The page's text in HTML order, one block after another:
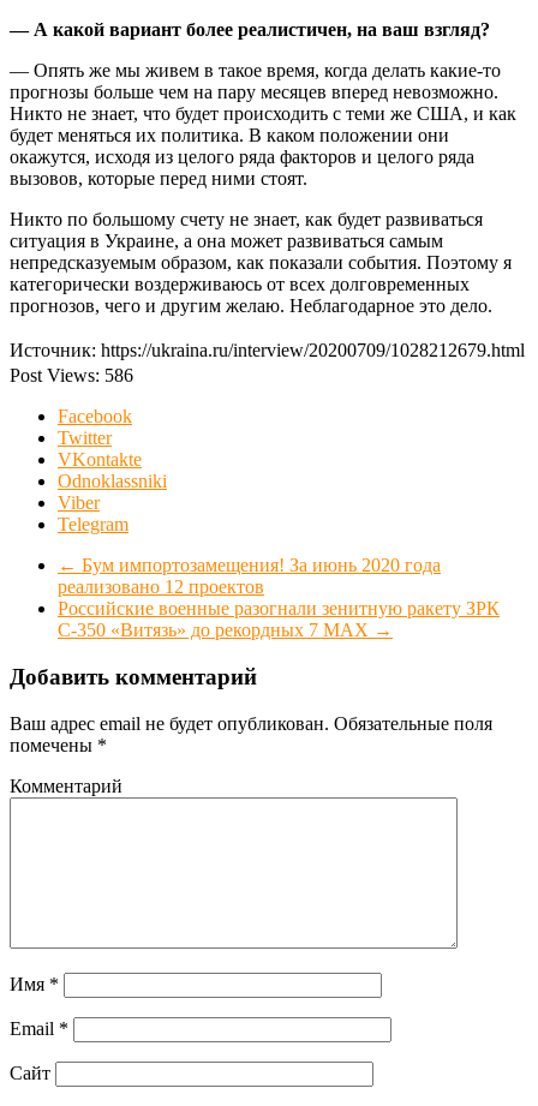
— А какой вариант более реалистичен, на ваш взгляд?
— Опять же мы живем в такое время, когда делать какие-то
прогнозы больше чем на пару месяцев вперед невозможно.
Никто не знает, что будет происходить с теми же США, и как
будет меняться их политика. В каком положении они
окажутся, исходя из целого ряда факторов и целого ряда
вызовов, которые перед ними стоят.
Никто по большому счету не знает, как будет развиваться
ситуация в Украине, а она может развиваться самым
непредсказуемым образом, как показали события. Поэтому я
категорически воздерживаюсь от всех долговременных
прогнозов, чего и другим желаю. Неблагодарное это дело.
Источник: https://ukraina.ru/interview/20200709/1028212679.html
Post Views: 586
Facebook
Twitter
VKontakte
Odnoklassniki
Viber
Telegram
← Бум импортозамещения! За июнь 2020 года
реализовано 12 проектов
Российские военные разогнали зенитную ракету ЗРК
С-350 «Витязь» до рекордных 7 МАХ →
Добавить комментарий
Ваш адрес email не будет опубликован. Обязательные поля
помечены *
Комментарий
Имя *
Email *
Сайт